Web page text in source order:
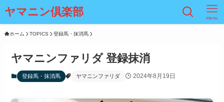
ヤマニン倶楽部 menu
ホーム TOPICS 登録馬・抹消馬
ヤマニンファリダ 登録抹消
登録馬・抹消馬 ヤマニンファリダ 2024年8月19日